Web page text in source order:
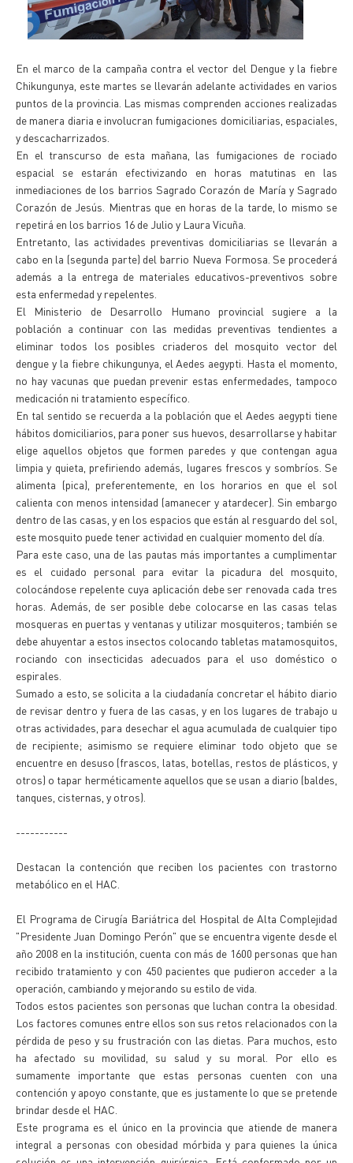
En el marco de la campaña contra el vector del Dengue y la fiebre
Chikungunya, este martes se llevarán adelante actividades en varios
puntos de la provincia. Las mismas comprenden acciones realizadas
de manera diaria e involucran fumigaciones domiciliarias, espaciales,
y descacharrizados.
En el transcurso de esta mañana, las fumigaciones de rociado
espacial se estarán efectivizando en horas matutinas en las
inmediaciones de los barrios Sagrado Corazón de María y Sagrado
Corazón de Jesús. Mientras que en horas de la tarde, lo mismo se
repetirá en los barrios 16 de Julio y Laura Vicuña.
Entretanto, las actividades preventivas domiciliarias se llevarán a
cabo en la (segunda parte) del barrio Nueva Formosa. Se procederá
además a la entrega de materiales educativos-preventivos sobre
esta enfermedad y repelentes.
El Ministerio de Desarrollo Humano provincial sugiere a la
población a continuar con las medidas preventivas tendientes a
eliminar todos los posibles criaderos del mosquito vector del
dengue y la fiebre chikungunya, el Aedes aegypti. Hasta el momento,
no hay vacunas que puedan prevenir estas enfermedades, tampoco
medicación ni tratamiento específico.
En tal sentido se recuerda a la población que el Aedes aegypti tiene
hábitos domiciliarios, para poner sus huevos, desarrollarse y habitar
elige aquellos objetos que formen paredes y que contengan agua
limpia y quieta, prefiriendo además, lugares frescos y sombríos. Se
alimenta (pica), preferentemente, en los horarios en que el sol
calienta con menos intensidad (amanecer y atardecer). Sin embargo
dentro de las casas, y en los espacios que están al resguardo del sol,
este mosquito puede tener actividad en cualquier momento del día.
Para este caso, una de las pautas más importantes a cumplimentar
es el cuidado personal para evitar la picadura del mosquito,
colocándose repelente cuya aplicación debe ser renovada cada tres
horas. Además, de ser posible debe colocarse en las casas telas
mosqueras en puertas y ventanas y utilizar mosquiteros; también se
debe ahuyentar a estos insectos colocando tabletas matamosquitos,
rociando con insecticidas adecuados para el uso doméstico o
espirales.
Sumado a esto, se solicita a la ciudadanía concretar el hábito diario
de revisar dentro y fuera de las casas, y en los lugares de trabajo u
otras actividades, para desechar el agua acumulada de cualquier tipo
de recipiente; asimismo se requiere eliminar todo objeto que se
encuentre en desuso (frascos, latas, botellas, restos de plásticos, y
otros) o tapar herméticamente aquellos que se usan a diario (baldes,
tanques, cisternas, y otros).
-----------
Destacan la contención que reciben los pacientes con trastorno
metabólico en el HAC.
El Programa de Cirugía Bariátrica del Hospital de Alta Complejidad
"Presidente Juan Domingo Perón" que se encuentra vigente desde el
año 2008 en la institución, cuenta con más de 1600 personas que han
recibido tratamiento y con 450 pacientes que pudieron acceder a la
operación, cambiando y mejorando su estilo de vida.
Todos estos pacientes son personas que luchan contra la obesidad.
Los factores comunes entre ellos son sus retos relacionados con la
pérdida de peso y su frustración con las dietas. Para muchos, esto
ha afectado su movilidad, su salud y su moral. Por ello es
sumamente importante que estas personas cuenten con una
contención y apoyo constante, que es justamente lo que se pretende
brindar desde el HAC.
Este programa es el único en la provincia que atiende de manera
integral a personas con obesidad mórbida y para quienes la única